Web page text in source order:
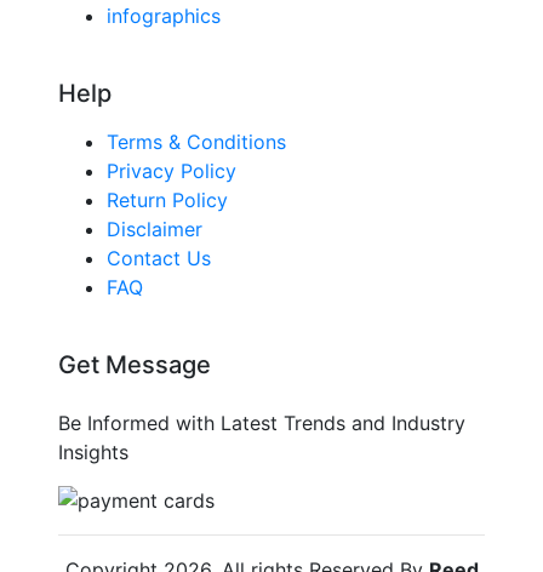
infographics
Help
Terms & Conditions
Privacy Policy
Return Policy
Disclaimer
Contact Us
FAQ
Get Message
Be Informed with Latest Trends and Industry
Insights